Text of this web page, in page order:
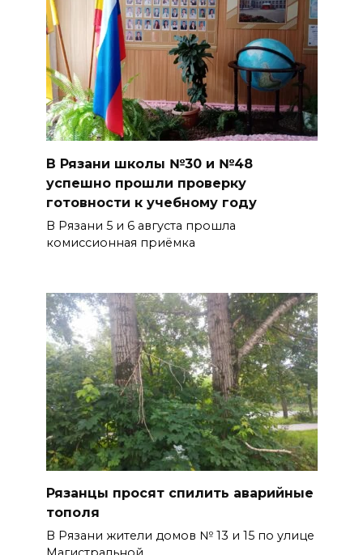
В Рязани школы №30 и №48
успешно прошли проверку
готовности к учебному году
В Рязани 5 и 6 августа прошла
комиссионная приёмка
Рязанцы просят спилить аварийные
тополя
В Рязани жители домов № 13 и 15 по улице